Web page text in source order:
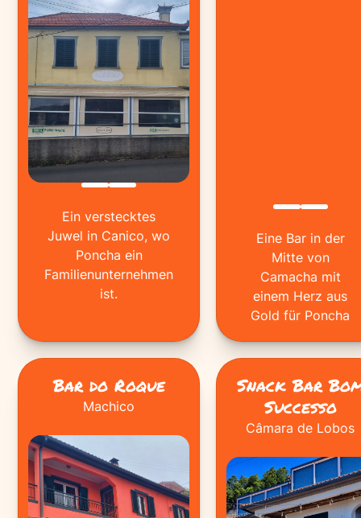
Ein verstecktes
Juwel in Canico, wo
Poncha ein
Familienunternehmen
ist.
Eine Bar in der
Mitte von
Camacha mit
einem Herz aus
Gold für Poncha
Bar do Roque
Machico
Snack Bar
Successo
Câmara de Lobos